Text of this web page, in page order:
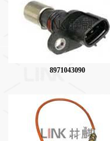
8971043090